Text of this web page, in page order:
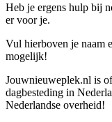
Heb je ergens hulp bij
er voor je.
Vul hierboven je naam
mogelijk!
Jouwnieuweplek.nl is
dagbesteding in
Nederlandse overheid!